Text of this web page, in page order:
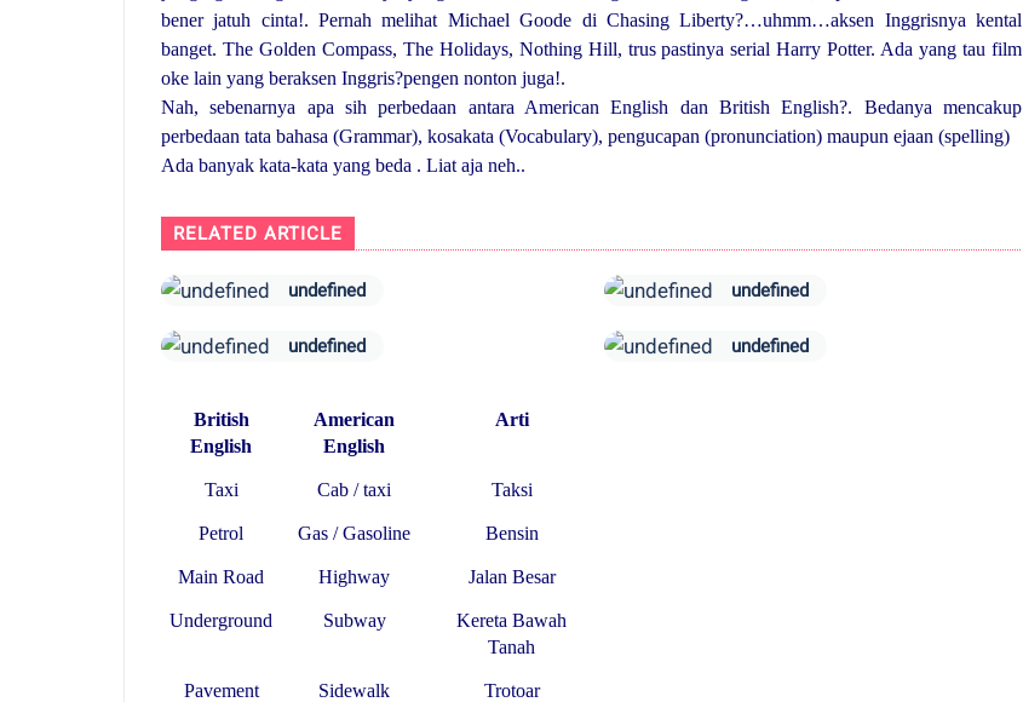
bener jatuh cinta!. Pernah melihat Michael Goode di ChasingLiberty?…uhmm…aksen Inggrisnya kental
banget. The Golden Compass, The Holidays, Nothing Hill, trus pastinya serial Harry Potter. Ada yang tau film
oke lain yang beraksen Inggris?pengen nonton juga!.
Nah, sebenarnya apa sih perbedaan antara American English dan British English?. Bedanya mencakup
perbedaan tata bahasa (Grammar), kosakata (Vocabulary), pengucapan (pronunciation) maupun ejaan (spelling)
Ada banyak kata-kata yang beda . Liat aja neh..
RELATED ARTICLE
undefined undefined
undefined undefined
British
English
American
English
Arti
Taxi Cab / taxi Taksi
Petrol Gas / Gasoline Bensin
Main Road Highway Jalan Besar
Underground Subway
Kereta Bawah
Tanah
Pavement Sidewalk Trotoar